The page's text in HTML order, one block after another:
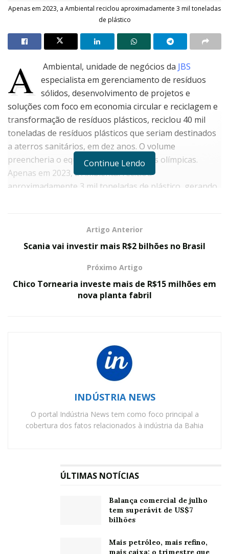
Apenas em 2023, a Ambiental reciclou aproximadamente 3 mil toneladas
de plástico
A Ambiental, unidade de negócios da JBS
especialista em gerenciamento de resíduos
sólidos, desenvolvimento de projetos e
soluções com foco em economia circular e reciclagem e
transformação de resíduos plásticos, reciclou 40 mil
toneladas de resíduos plásticos que seriam destinados
a aterros sanitários, em dez anos. O volume
preencheria o equivalente a 16 piscinas olímpicas.
Apenas em 2023, a Ambiental reciclou
aproximadamente 3 mil toneladas de plástico, gerando
Do total de material plástico reciclado na última década,
35% foram destinados para insumos industriais e 65%
plásticos, como embalagens, pisos, gaiolas e paletes.
NOTÍCIAS RELACIONADAS
Fábrica mais rentável da Nestlé no Brasil
receberá R$540 milhões até 2028
Para Thuany Taves, Gerente Executiva da Ambiental,
ao promover a economia circular e produzir novos
“A Ambiental começou com o propósito de gerenciar
resíduos. Hoje somos uma empresa especializada em
reciclagem do plástico, com um foco em promover
economia circular, criando soluções para aplicação da
Continue Lendo
Artigo Anterior
Scania vai investir mais R$2 bilhões no Brasil
Próximo Artigo
Chico Tornearia investe mais de R$15 milhões em
nova planta fabril
INDÚSTRIA NEWS
O portal Indústria News tem como foco principal a
cobertura dos fatos relacionados à indústria da Bahia
ÚLTIMAS NOTÍCIAS
Balança comercial de julho
tem superávit de US$7
bilhões
Mais petróleo, mais refino,
mais caixa: o trimestre que